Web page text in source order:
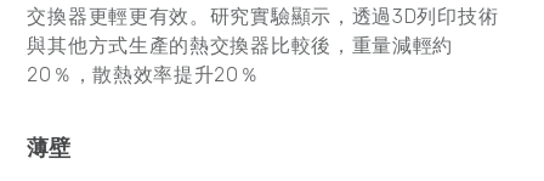
交換器更輕更有效。研究實驗顯示，透過3D列印技術
與其他方式生產的熱交換器比較後，重量減輕約
20％，散熱效率提升20％
薄壁